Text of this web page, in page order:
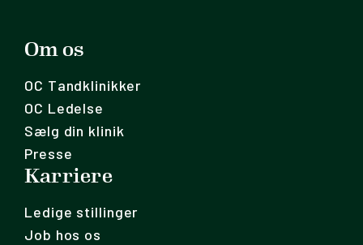
Om os
OC Tandklinikker
OC Ledelse
Sælg din klinik
Presse
Karriere
Ledige stillinger
Job hos os